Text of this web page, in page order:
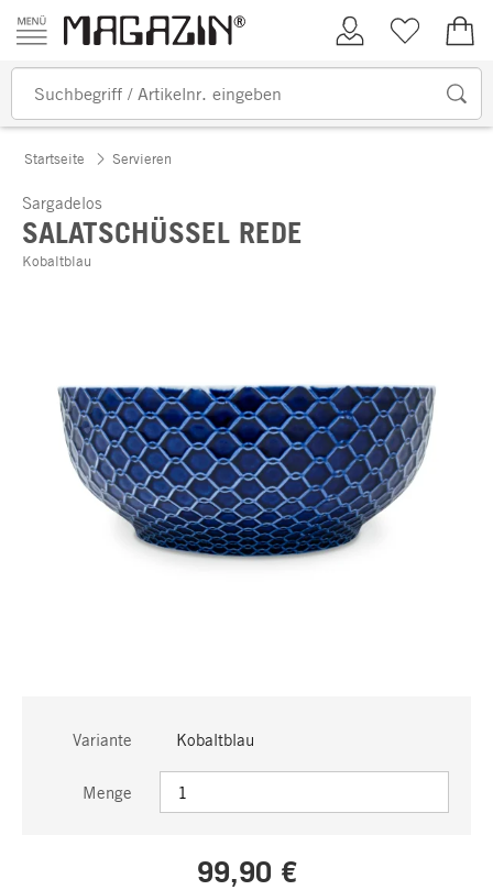
Zum Inhalt springen
Kundenkonto
Merkliste
Startseite Servieren
Sargadelos
SALATSCHÜSSEL REDE
Kobaltblau
Variante Kobaltblau
Menge
99,90 €